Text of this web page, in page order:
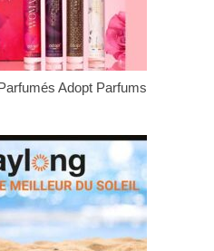
Adopt Parfums